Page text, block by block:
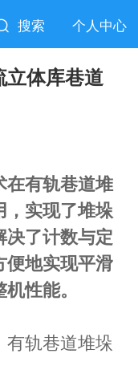
搜索 个人中心
立体库巷道
在有轨巷道堆
，实现了堆垛
决了计数与定
便地实现平滑
性能。
有轨巷道堆垛